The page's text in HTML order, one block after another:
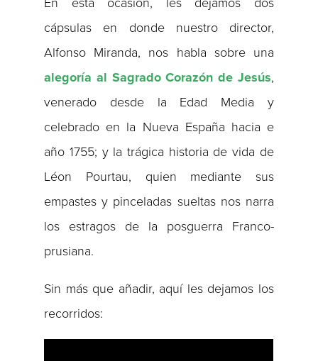
cápsulas en donde nuestro director,
Alfonso Miranda, nos habla sobre una
alegoría al Sagrado Corazón de Jesús,
venerado desde la Edad Media y
celebrado en la Nueva España hacia e
año 1755; y la trágica historia de vida de
Léon Pourtau, quien mediante sus
empastes y pinceladas sueltas nos narra
los estragos de la posguerra Franco-
prusiana.
Sin más que añadir, aquí les dejamos los
recorridos: